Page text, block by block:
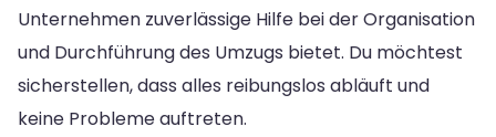
Unternehmen zuverlässige Hilfe bei der Organisation
und Durchführung des Umzugs bietet. Du möchtest
sicherstellen, dass alles reibungslos abläuft und
keine Probleme auftreten.